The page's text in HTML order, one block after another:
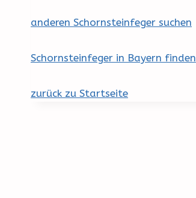
anderen Schornsteinfeger suchen
Schornsteinfeger in Bayern finden
zurück zu Startseite